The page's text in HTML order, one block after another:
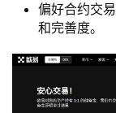
偏好合约交
和完善度。